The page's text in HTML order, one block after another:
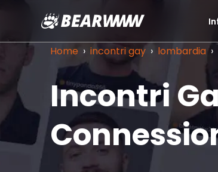
contenuto
Home › incontri gay › lombardia ›
Incontri